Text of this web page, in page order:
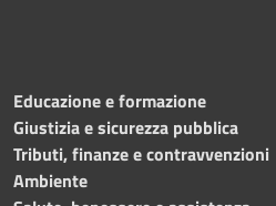
Educazione e formazione
Giustizia e sicurezza pubblica
Tributi, finanze e contravvenzioni
Ambiente